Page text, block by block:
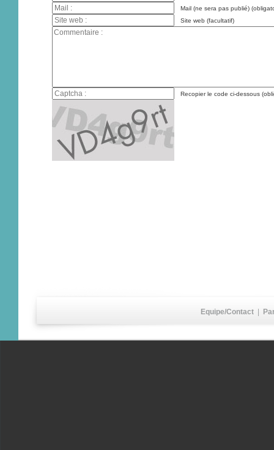
Mail (ne sera pas publié)
Site web (facultatif)
Recopier le code ci-dessous
Equipe/Contact